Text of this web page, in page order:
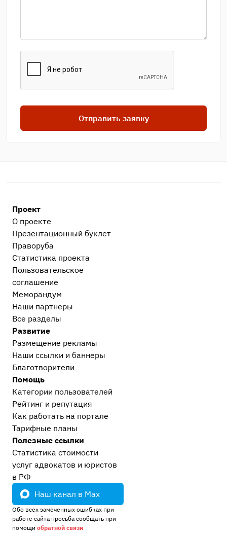
Отправить заявку
Проект
О проекте
Презентационный букл​ет
Праворуба
Статистика проекта
Пользовательское
соглашение
Меморандум
Наши партнеры
Все разделы
Развитие
Размещение рекламы
Наши ссылки и баннеры
Благотворители
Помощь
Категории пользователей
Рейтинг и репутация
Как работать на портале
Тарифные планы
Полезные ссылки
Статистика стоимости
услуг адвокатов и юристов
в РФ
Наш канал в Max
Обо всех замеченных ошибках при
работе сайта просьба сообщать при
помощи обратной связи